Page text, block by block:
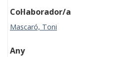
Col·laborador/a
Mascaró, Toni
Any